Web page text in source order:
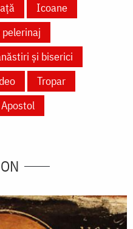
Icoane
pelerinaj
și biserici
Tropar
Apostol